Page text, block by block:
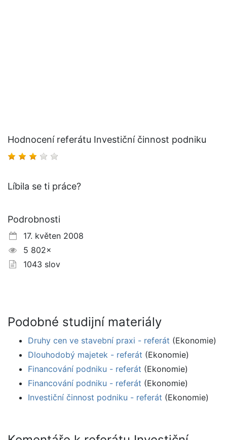
Hodnocení referátu Investiční činnost podniku
Líbila se ti práce?
Podrobnosti
17. květen 2008
5 802×
1043 slov
Podobné studijní materiály
Druhy cen ve stavební praxi - referát (Ekonomie)
Dlouhodobý majetek - referát (Ekonomie)
Financování podniku - referát (Ekonomie)
Financování podniku - referát (Ekonomie)
Investiční činnost podniku - referát (Ekonomie)